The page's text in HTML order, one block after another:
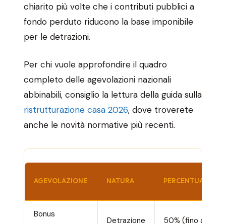
chiarito più volte che i contributi pubblici a
fondo perduto riducono la base imponibile
per le detrazioni.
Per chi vuole approfondire il quadro
completo delle agevolazioni nazionali
abbinabili, consiglio la lettura della guida sulla
ristrutturazione casa 2026, dove troverete
anche le novità normative più recenti.
AGEVOLAZIONE NATURA PERCENTUALE
Bonus
Detrazione 50% (fino a